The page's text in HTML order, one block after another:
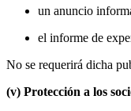
un anuncio
el informe de
No se requerirá dicha
(v) Protección a los